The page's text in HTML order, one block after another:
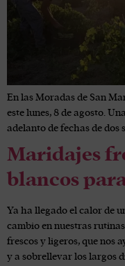
En las Moradas de San
este lunes, 8 de agosto.
adelanto de fechas de dos
Maridajes
blancos
Ya ha llegado el calor de
cambio en nuestras
frescos y ligeros, que nos
y a sobrellevar los largos